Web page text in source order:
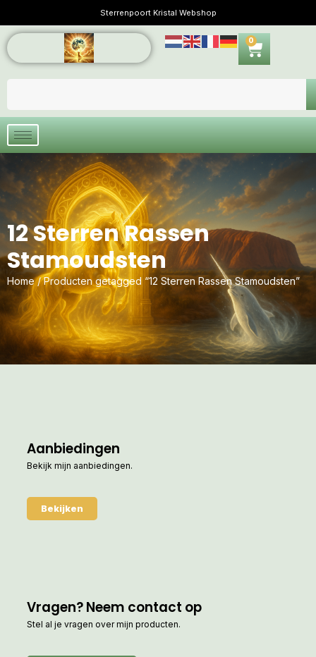
Sterrenpoort Kristal Webshop
0
12 Sterren Rassen
Stamoudsten
Home/ Producten getagged “12 Sterren Rassen Stamoudsten”
Aanbiedingen
Bekijk mijn aanbiedingen.
Bekijken
Vragen? Neem contact op
Stel al je vragen over mijn producten.